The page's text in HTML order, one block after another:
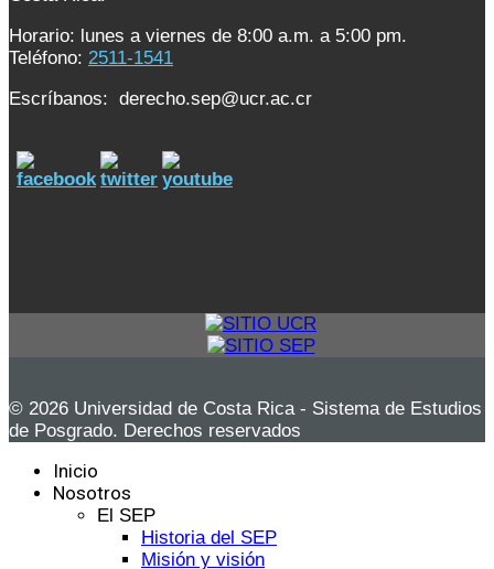
Horario: lunes a viernes de 8:00 a.m. a 5:00 pm.
Teléfono: 2511-1541
Escríbanos: derecho.sep@ucr.ac.cr
© 2026 Universidad de Costa Rica - Sistema de Estudios
de Posgrado. Derechos reservados
Inicio
Nosotros
El SEP
Historia del SEP
Misión y visión